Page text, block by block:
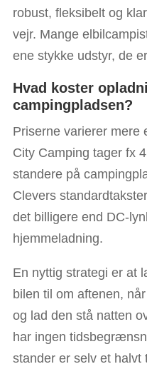
robust, fleksibelt og
vejr. Mange
ene stykke udstyr, de
Hvad koster
campingpladsen?
Priserne varierer mere
City Camping tager fx
standere på
Clevers
det billigere end DC-
hjemmeladning.
En nyttig strategi er at
bilen til om aftenen,
og lad den stå natten
har ingen
stander er selv et halvt